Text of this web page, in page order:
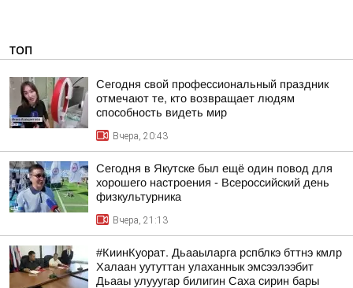
ТОП
Сегодня свой профессиональный праздник
отмечают те, кто возвращает людям
способность видеть мир
Вчера, 20:43
Сегодня в Якутске был ещё один повод для
хорошего настроения - Всероссийский день
физкультурника
Вчера, 21:13
#КиинКуорат. Дьааыларга рспблкэ бттнэ кмлр
Халаан уутуттан улаханнык эмсээлээбит
Дьааы улууугар билигин Саха сирин бары